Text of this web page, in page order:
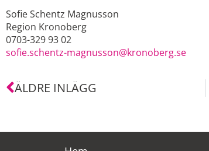
Sofie Schentz Magnusson
Region Kronoberg
0703-329 93 02
sofie.schentz-magnusson@kronoberg.se
ÄLDRE INLÄGG